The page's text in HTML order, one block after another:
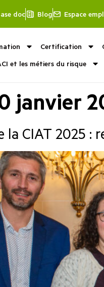
doc Blog Espace
Certification
et les métiers du risque
janvier
la CIAT 2025 :